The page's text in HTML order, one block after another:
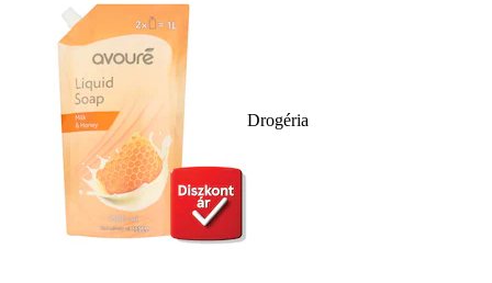
Drogéria